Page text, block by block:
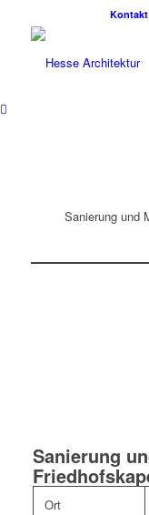
Kontakt
Sanierung und
Sanierung
Ort